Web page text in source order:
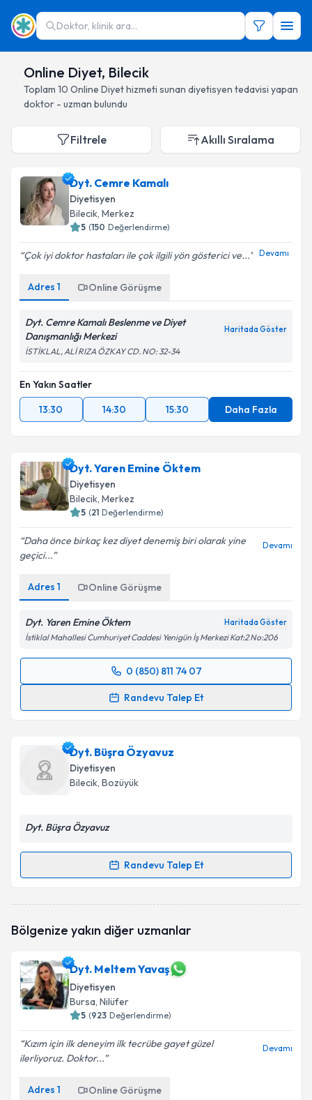
Doktor, klinik ara...
Online Diyet, Bilecik
Toplam 10 Online Diyet hizmeti sunan diyetisyen tedavisi yapan
doktor - uzman bulundu
Filtrele Akıllı Sıralama
Dyt. Cemre Kamalı
Diyetisyen
Bilecik, Merkez
5 (150 Değerlendirme)
Çok iyi doktor hastaları ile çok ilgili yön gösterici ve... Devamı
Adres 1 Online Görüşme
Dyt. Cemre Kamalı Beslenme ve Diyet
Danışmanlığı Merkezi
Haritada Göster
İSTİKLAL, ALİ RIZA ÖZKAY CD. NO: 32-34
En Yakın Saatler
13:30
14:30 15:30 Daha Fazla
Dyt. Yaren Emine Öktem
Diyetisyen
Bilecik, Merkez
5 (21 Değerlendirme)
Daha önce birkaç kez diyet denemiş biri olarak yine
geçici...
Devamı
Adres 1 Online Görüşme
Dyt. Yaren Emine Öktem Haritada Göster
İstiklal Mahallesi Cumhuriyet Caddesi Yenigün İş Merkezi Kat:2 No:206
0 (850) 811 74 07
Randevu Talep Et
Randevu Takvimi Talebi
takvim hazırlandığında e-posta ile bilgilendireceğiz.
E-posta Adresiniz
Kişisel verilerimin işlenmesine ilişkinAydınlatma
'ni okudum ve kişisel verilerimin belirtilen
kapsamda işlenmesini kabul ediyorum.
Dyt. Büşra Özyavuz
Diyetisyen
Bilecik, Bozüyük
Dyt. Büşra Özyavuz
Randevu Talep Et
Randevu Takvimi Talebi
oluşturun. Size bu uzmandan randevu almanız için bir
E-posta Adresiniz
Kişisel verilerimin işlenmesine ilişkin
Aydınlatma
Metni'ni okudum ve kişisel verilerimin belirtilen
Bölgenize yakın diğer uzmanlar
Dyt. Meltem Yavaş
Diyetisyen
Bursa, Nilüfer
5 (923 Değerlendirme)
Kızım için ilk deneyim ilk tecrübe gayet güzel
ilerliyoruz. Doktor...
Devamı
Adres 1 Online Görüşme